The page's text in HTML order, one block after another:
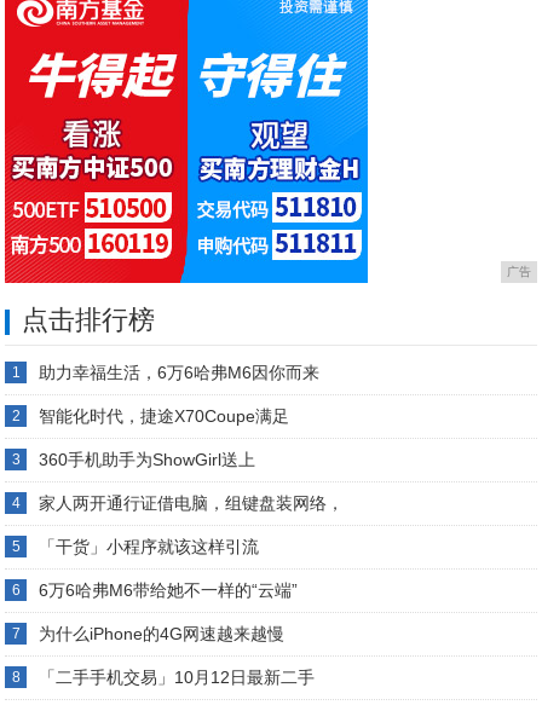
广告
点击排行榜
1 助力幸福生活，6万6哈弗M6因你而来
2 智能化时代，捷途X70Coupe满足
3 360手机助手为ShowGirl送上
4 家人两开通行证借电脑，组键盘装网络，
5 「干货」小程序就该这样引流
6 6万6哈弗M6带给她不一样的“云端”
7 为什么iPhone的4G网速越来越慢
8 「二手手机交易」10月12日最新二手